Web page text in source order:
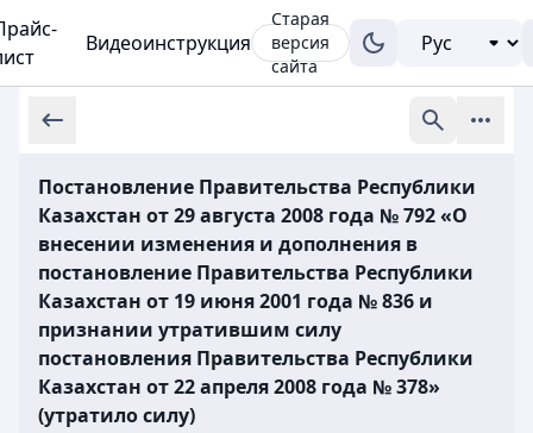
Видеоинструкция
Старая
версия
сайта
Постановление Правительства Республики
Казахстан от 29 августа 2008 года № 792 «О
внесении изменения и дополнения в
постановление Правительства Республики
Казахстан от 19 июня 2001 года № 836 и
признании утратившим силу
постановления Правительства Республики
Казахстан от 22 апреля 2008 года № 378»
(утратило силу)